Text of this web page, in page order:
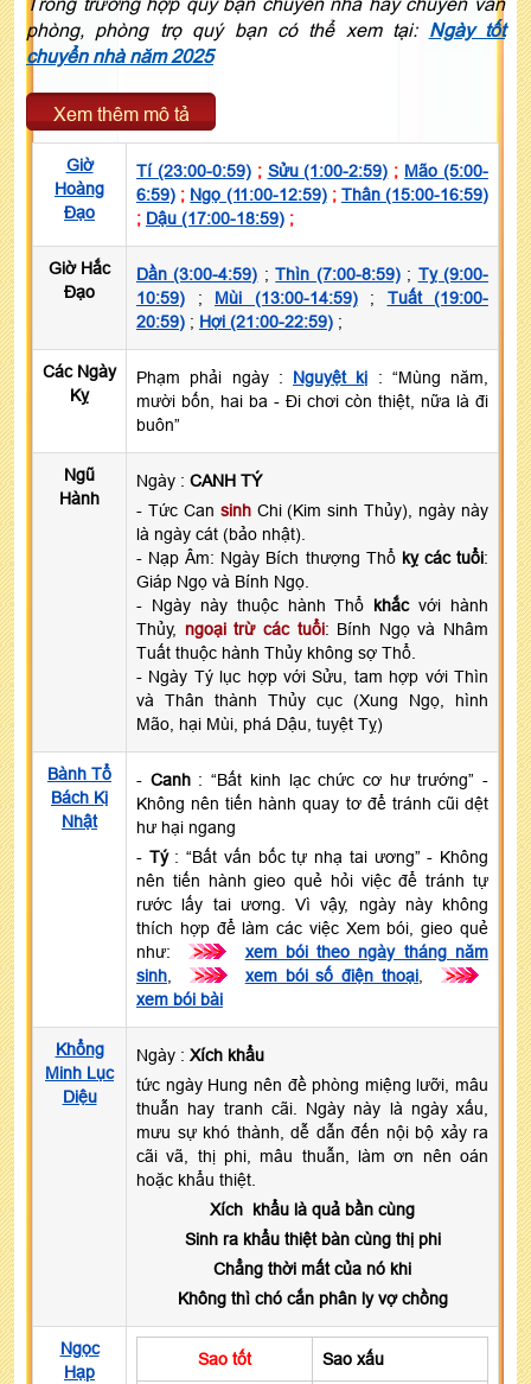
phòng, phòng trọ quý bạn có thể xem tại: Ngày tốt
chuyển nhà năm 2025
Xem thêm mô tả
Giờ
Hoàng
Đạo
Tí (23:00-0:59); Sửu (1:00-2:59) ; Mão (5:00-
6:59) ; Ngọ (11:00-12:59); Thân (15:00-16:59)
; Dậu (17:00-18:59) ;
Giờ Hắc
Đạo
Dần (3:00-4:59) ;Thìn (7:00-8:59); Tỵ (9:00-
10:59) ; Mùi (13:00-14:59); Tuất (19:00-
20:59) ; Hợi (21:00-22:59) ;
Các Ngày
Kỵ
Phạm phải ngày : Nguyệt kị : “Mùng năm,
mười bốn, hai ba - Đi chơi còn thiệt, nữa là đi
buôn”
Ngũ
Hành
Ngày : CANH TÝ
- Tức Can sinhChi (Kim sinh Thủy), ngày này
là ngày cát (bảo nhật).
- Nạp Âm: Ngày Bích thượng Thổ kỵ các tuổi:
Giáp Ngọ và Bính Ngọ.
- Ngày này thuộc hành Thổ khắcvới hành
Thủy, ngoại trừ các tuổi: Bính Ngọ và Nhâm
Tuất thuộc hành Thủy không sợ Thổ.
- Ngày Tý lục hợp với Sửu, tam hợp với Thìn
và Thân thành Thủy cục (Xung Ngọ, hình
Mão, hại Mùi, phá Dậu, tuyệt Tỵ)
Bành Tổ
Bách Kị
Nhật
- Canh: “Bất kinh lạc chức cơ hư trướng” -
Không nên tiến hành quay tơ để tránh cũi dệt
hư hại ngang
- Tý: “Bất vấn bốc tự nhạ tai ương” - Không
nên tiến hành gieo quẻ hỏi việc để tránh tự
rước lấy tai ương. Vì vậy, ngày này không
thích hợp để làm các việc Xem bói, gieo quẻ
như:
>>>
xem bói theo ngày tháng năm
sinh
>>> xem bói số điện thoại
>>>
xem bói bài
Khổng
Minh Lục
Diệu
Ngày : Xích khẩu
tức ngày Hung nên đề phòng miệng lưỡi, mâu
thuẫn hay tranh cãi. Ngày này là ngày xấu,
mưu sự khó thành, dễ dẫn đến nội bộ xảy ra
cãi vã, thị phi, mâu thuẫn, làm ơn nên oán
hoặc khẩu thiệt.
Xích khẩu là quả bần cùng
Sinh ra khẩu thiệt bàn cùng thị phi
Chẳng thời mất của nó khi
Không thì chó cắn phân ly vợ chồng
Ngọc
Hạp
Sao tốt Sao xấu